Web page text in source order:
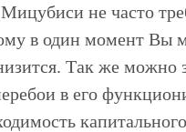
не часто
в один момент Вы
Так же можно
в его